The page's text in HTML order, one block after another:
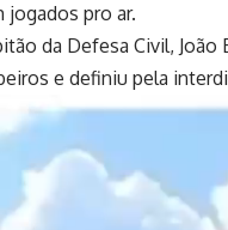
jogados pro ar.
da Defesa Civil,
e definiu pela